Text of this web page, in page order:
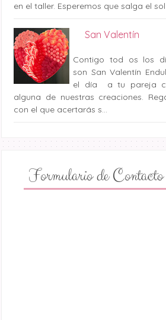
en el taller. Esperemos que salga el sol
San Valentín
Contigo tod os los
son San Valentín
el día a tu pareja
alguna de nuestras creaciones.
con el que acertarás s...
Formulario de Contacto